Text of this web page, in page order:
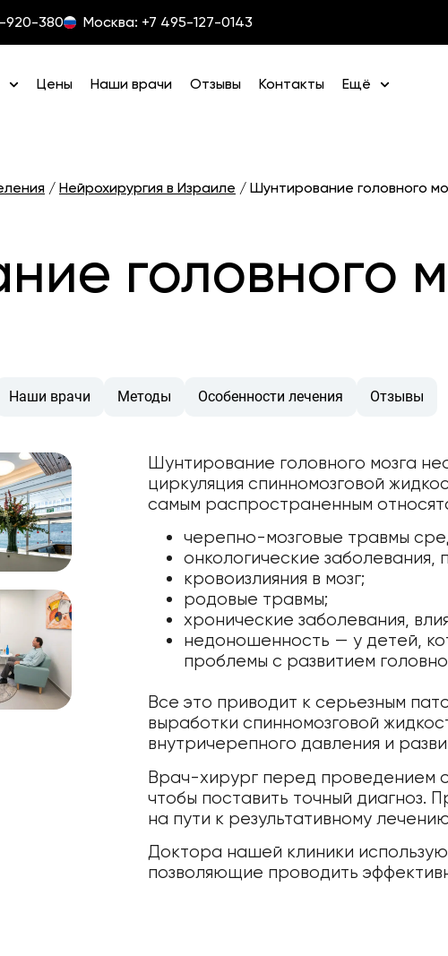
920-380 Москва: +7 495-127-0143
Цены Наши врачи Отзывы Контакты Ещё
/ Нейрохирургия в Израиле / Шунтирование головного
головного
Наши врачи Методы Особенности лечения Отзывы
Шунтирование головного мозга
циркуляция спинномозговой
самым распространенным
черепно-мозговые травмы
онкологические
кровоизлияния в мозг;
родовые травмы;
хронические заболевания,
недоношенность — у детей,
проблемы с развитием
Все это приводит к серьезным
выработки спинномозговой
внутричерепного давления и
Врач-хирург перед проведением
чтобы поставить точный диагноз.
на пути к результативному
Доктора нашей клиники
позволяющие проводить